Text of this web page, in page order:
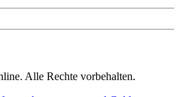
Alle Rechte vorbehalten.